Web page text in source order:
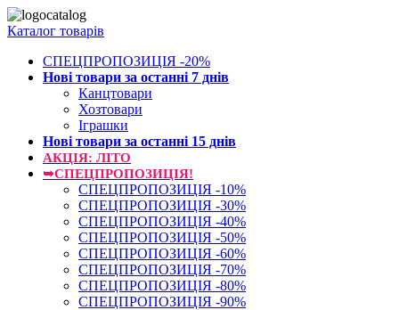
Каталог товарів
СПЕЦПРОПОЗИЦІЯ -20%
Нові товари за останнi 7 днiв
Канцтовари
Хозтовари
Іграшки
Нові товари за останнi 15 днiв
АКЦІЯ: ЛІТО
➥СПЕЦПРОПОЗИЦІЯ!
СПЕЦПРОПОЗИЦІЯ -10%
СПЕЦПРОПОЗИЦІЯ -30%
СПЕЦПРОПОЗИЦІЯ -40%
СПЕЦПРОПОЗИЦІЯ -50%
СПЕЦПРОПОЗИЦІЯ -60%
СПЕЦПРОПОЗИЦІЯ -70%
СПЕЦПРОПОЗИЦІЯ -80%
СПЕЦПРОПОЗИЦІЯ -90%